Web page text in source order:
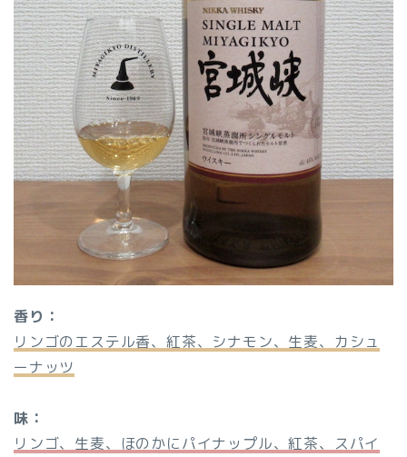
香り：
リンゴのエステル香、紅茶、シナモン、生麦、カシュ
ーナッツ
味：
リンゴ、生麦、ほのかにパイナップル、紅茶、スパイ